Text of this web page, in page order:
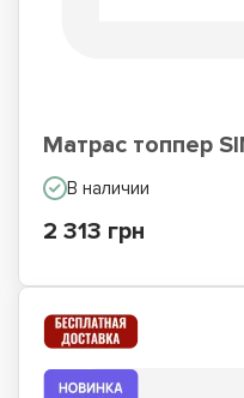
Матрас топпер
В наличии
2 313 грн